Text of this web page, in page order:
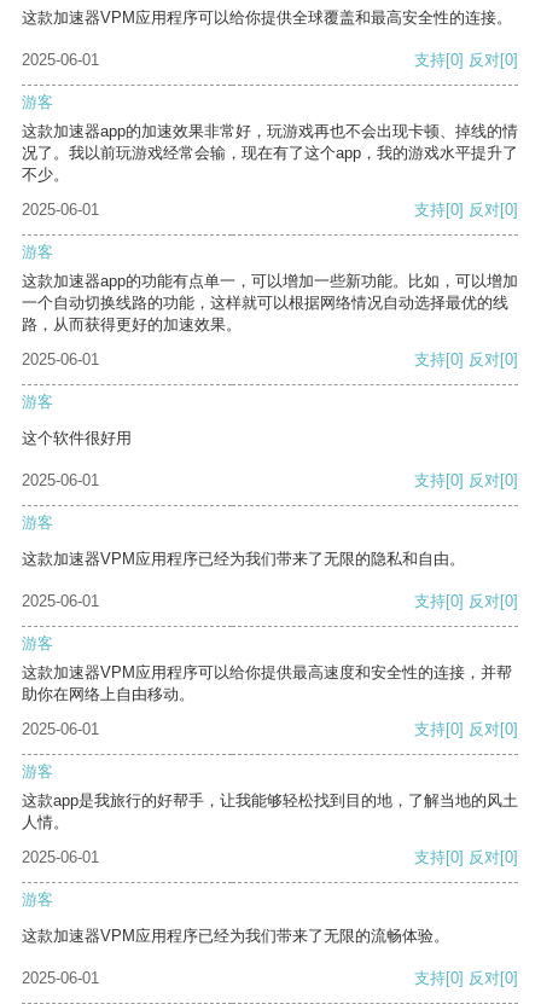
这款加速器VPM应用程序可以给你提供全球覆盖和最高安全性的连接。
2025-06-01 支持[0] 反对[0]
游客
这款加速器app的加速效果非常好，玩游戏再也不会出现卡顿、掉线的情
况了。我以前玩游戏经常会输，现在有了这个app，我的游戏水平提升了
不少。
2025-06-01
支持[0] 反对[0]
游客
这款加速器app的功能有点单一，可以增加一些新功能。比如，可以增加
一个自动切换线路的功能，这样就可以根据网络情况自动选择最优的线
路，从而获得更好的加速效果。
2025-06-01
支持[0] 反对[0]
游客
这个软件很好用
2025-06-01 支持[0] 反对[0]
游客
这款加速器VPM应用程序已经为我们带来了无限的隐私和自由。
2025-06-01 支持[0] 反对[0]
游客
这款加速器VPM应用程序可以给你提供最高速度和安全性的连接，并帮
助你在网络上自由移动。
2025-06-01
支持[0] 反对[0]
游客
这款app是我旅行的好帮手，让我能够轻松找到目的地，了解当地的风土
人情。
2025-06-01
支持[0] 反对[0]
游客
这款加速器VPM应用程序已经为我们带来了无限的流畅体验。
2025-06-01 支持[0] 反对[0]